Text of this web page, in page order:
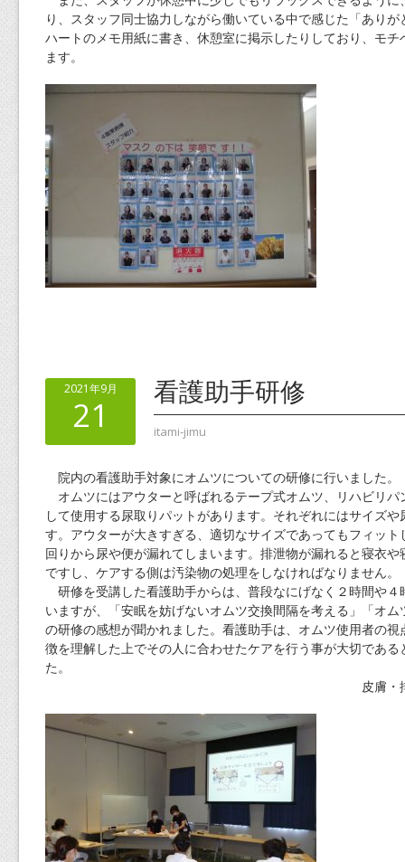
り、スタッフ同士協力しながら働いている中で感じた「あり
ハートのメモ用紙に書き、休憩室に掲示したりしており、モ
ます。
2021年9月
21
看護助手研修
itami-jimu
院内の看護助手対象にオムツについての研修に行いました。
オムツにはアウターと呼ばれるテープ式オムツ、リハビリパ
して使用する尿取りパットがあります。それぞれにはサイズ
す。アウターが大きすぎる、適切なサイズであってもフィッ
回りから尿や便が漏れてしまいます。排泄物が漏れると寝衣
ですし、ケアする側は汚染物の処理をしなければなりません。
研修を受講した看護助手からは、普段なにげなく２時間や４
いますが、「安眠を妨げないオムツ交換間隔を考える」「オ
の研修の感想が聞かれました。看護助手は、オムツ使用者の
徴を理解した上でその人に合わせたケアを行う事が大切であ
た。
皮膚・排泄ケア認定